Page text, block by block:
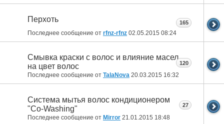
Перхоть
Последнее сообщение от rfnz-rfnz 02.05.2015 08:24
165
Смывка краски с волос и влияние масел
на цвет волос
Последнее сообщение от TalaNova 20.03.2015 16:32
120
Система мытья волос кондиционером
"Co-Washing"
Последнее сообщение от Mirror 21.01.2015 18:48
27